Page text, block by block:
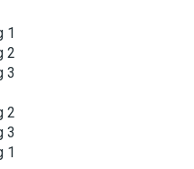
1
2
3
2
3
1